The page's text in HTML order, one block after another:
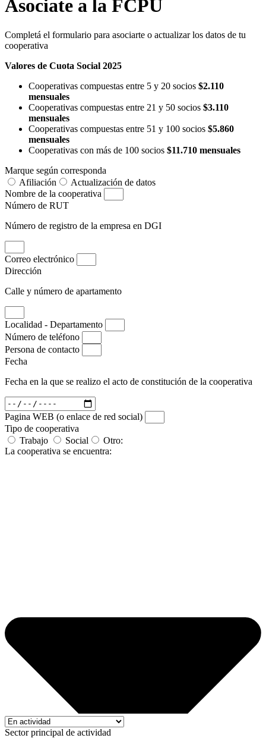
Asociate a la FCPU
Completá el formulario para asociarte o actualizar los datos de tu
cooperativa
Valores de Cuota Social 2025
Cooperativas compuestas entre 5 y 20 socios $2.110
mensuales
Cooperativas compuestas entre 21 y 50 socios $3.110
mensuales
Cooperativas compuestas entre 51 y 100 socios $5.860
mensuales
Cooperativas con más de 100 socios $11.710 mensuales
Marque según corresponda
Afiliación
Actualización de datos
Nombre de la cooperativa
Número de RUT
Número de registro de la empresa en DGI
Correo electrónico
Dirección
Calle y número de apartamento
Localidad - Departamento
Número de teléfono
Persona de contacto
Fecha
Fecha en la que se realizo el acto de constitución de la cooperativa
Pagina WEB (o enlace de red social)
Tipo de cooperativa
Trabajo
Social
Otro:
La cooperativa se encuentra:
Sector principal de actividad